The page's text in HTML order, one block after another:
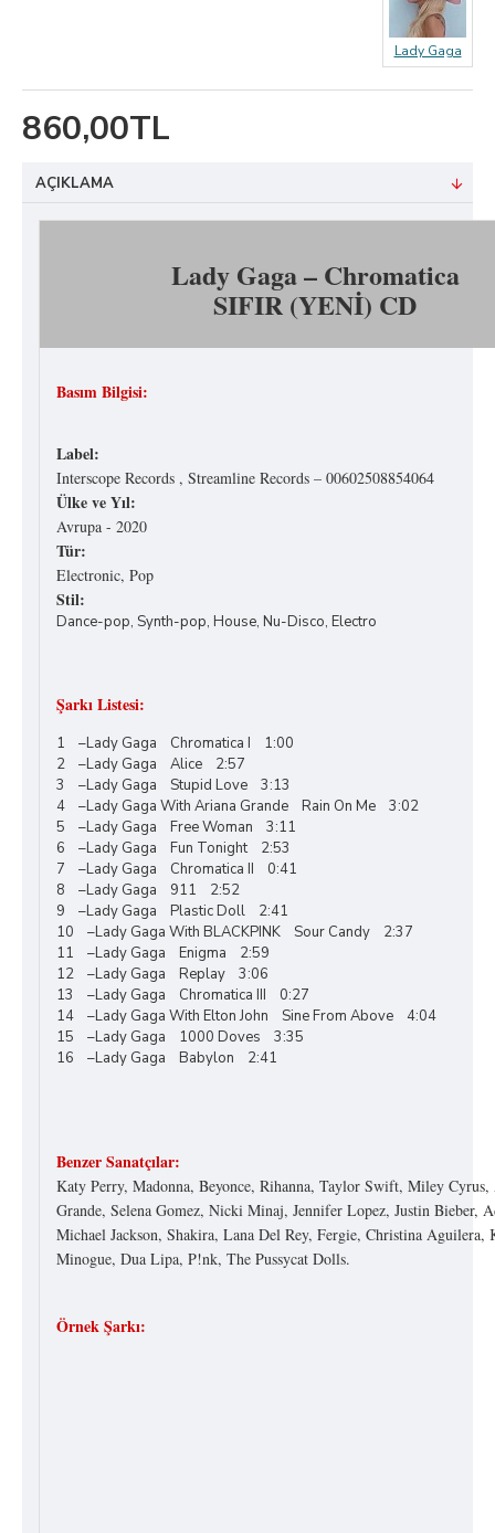
860,00TL
Lady Gaga
AÇIKLAMA
Lady Gaga ‎– Chromatica
SIFIR (YENİ) CD
Basım Bilgisi:
Label:
Interscope Records ‎, Streamline Records ‎– 00602508854064
Ülke ve Yıl:
Avrupa - 2020
Tür:
Electronic, Pop
Stil:
Dance-pop, Synth-pop, House, Nu-Disco, Electro
Şarkı Listesi:
1 –Lady Gaga Chromatica I 1:00
2 –Lady Gaga Alice 2:57
3 –Lady Gaga Stupid Love 3:13
4 –Lady Gaga With Ariana Grande Rain On Me 3:02
5 –Lady Gaga Free Woman 3:11
6 –Lady Gaga Fun Tonight 2:53
7 –Lady Gaga Chromatica II 0:41
8 –Lady Gaga 911 2:52
9 –Lady Gaga Plastic Doll 2:41
10 –Lady Gaga With BLACKPINK Sour Candy 2:37
11 –Lady Gaga Enigma 2:59
12 –Lady Gaga Replay 3:06
13 –Lady Gaga Chromatica III 0:27
14 –Lady Gaga With Elton John Sine From Above 4:04
15 –Lady Gaga 1000 Doves 3:35
16 –Lady Gaga Babylon 2:41
Benzer Sanatçılar:
Katy Perry, Madonna, Beyonce, Rihanna, Taylor Swift, Miley Cyrus,
Grande, Selena Gomez, Nicki Minaj, Jennifer Lopez, Justin Bieber,
Michael Jackson, Shakira, Lana Del Rey, Fergie, Christina Aguilera,
Minogue, Dua Lipa, P!nk, The Pussycat Dolls.
Örnek Şarkı: